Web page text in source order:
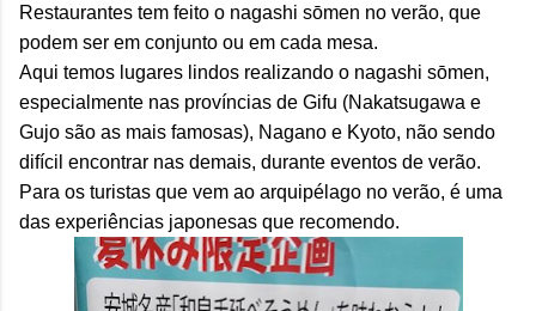
Restaurantes tem feito o nagashi sōmen no verão, que
podem ser em conjunto ou em cada mesa.
Aqui temos lugares lindos realizando o nagashi sōmen,
especialmente nas províncias de Gifu (Nakatsugawa e
Gujo são as mais famosas), Nagano e Kyoto, não sendo
difícil encontrar nas demais, durante eventos de verão.
Para os turistas que vem ao arquipélago no verão, é uma
das experiências japonesas que recomendo.